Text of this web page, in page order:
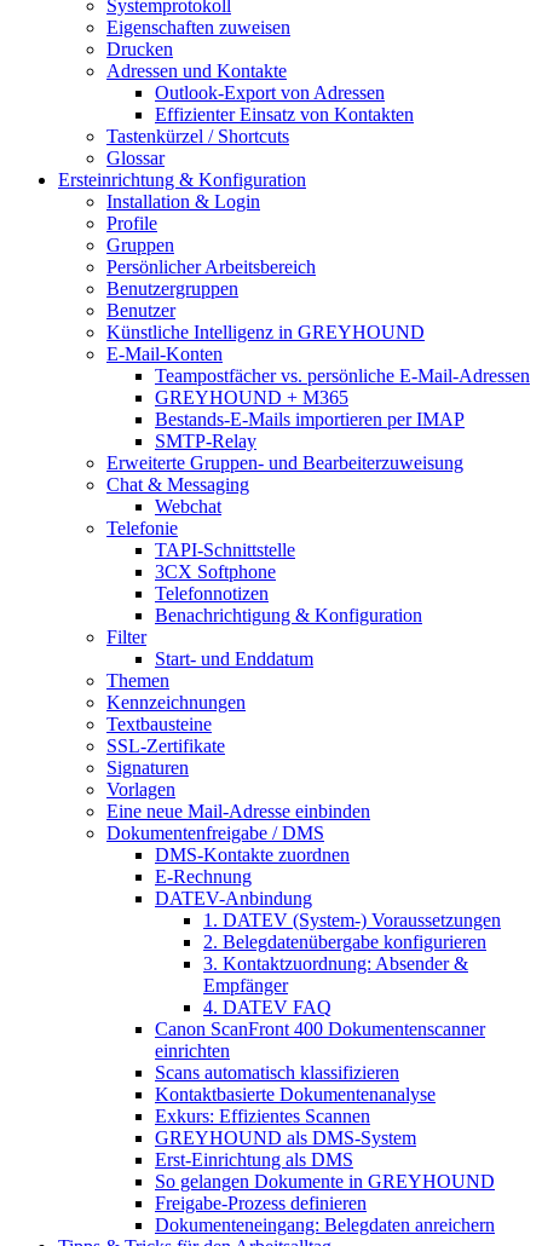
Systemprotokoll
Eigenschaften zuweisen
Drucken
Adressen und Kontakte
Outlook-Export von Adressen
Effizienter Einsatz von Kontakten
Tastenkürzel / Shortcuts
Glossar
Ersteinrichtung & Konfiguration
Installation & Login
Profile
Gruppen
Persönlicher Arbeitsbereich
Benutzergruppen
Benutzer
Künstliche Intelligenz in GREYHOUND
E-Mail-Konten
Teampostfächer vs. persönliche E-Mail-Adressen
GREYHOUND + M365
Bestands-E-Mails importieren per IMAP
SMTP-Relay
Erweiterte Gruppen- und Bearbeiterzuweisung
Chat & Messaging
Webchat
Telefonie
TAPI-Schnittstelle
3CX Softphone
Telefonnotizen
Benachrichtigung & Konfiguration
Filter
Start- und Enddatum
Themen
Kennzeichnungen
Textbausteine
SSL-Zertifikate
Signaturen
Vorlagen
Eine neue Mail-Adresse einbinden
Dokumentenfreigabe / DMS
DMS-Kontakte zuordnen
E-Rechnung
DATEV-Anbindung
1. DATEV (System-) Voraussetzungen
2. Belegdatenübergabe konfigurieren
3. Kontaktzuordnung: Absender &
Empfänger
4. DATEV FAQ
Canon ScanFront 400 Dokumentenscanner
einrichten
Scans automatisch klassifizieren
Kontaktbasierte Dokumentenanalyse
Exkurs: Effizientes Scannen
GREYHOUND als DMS-System
Erst-Einrichtung als DMS
So gelangen Dokumente in GREYHOUND
Freigabe-Prozess definieren
Dokumenteneingang: Belegdaten anreichern